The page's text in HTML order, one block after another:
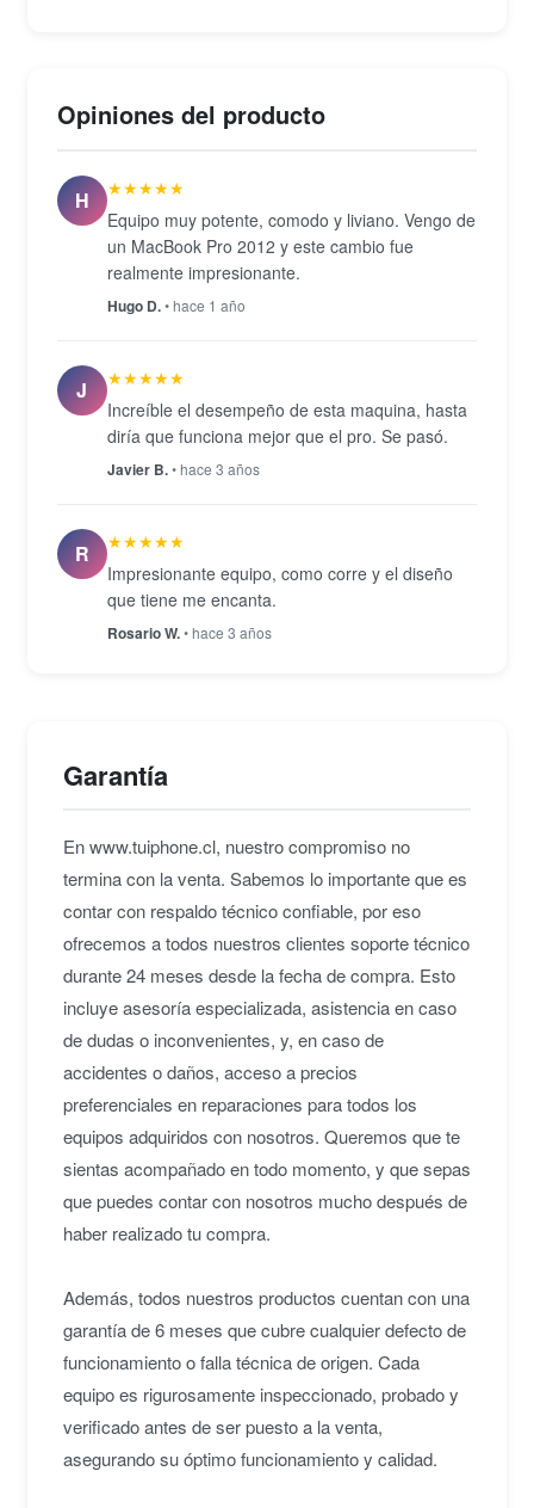
de portabilidad: con 1,24 kg y un perfil ultrafino, es
Apple ha producido.
Opiniones del producto
H
★★★★★
Equipo muy potente, comodo y liviano. Vengo de
un MacBook Pro 2012 y este cambio fue
realmente impresionante.
Hugo D.• hace 1 año
J
★★★★★
Increíble el desempeño de esta maquina, hasta
diría que funciona mejor que el pro. Se pasó.
Javier B.• hace 3 años
R
★★★★★
Impresionante equipo, como corre y el diseño
que tiene me encanta.
Rosario W.• hace 3 años
Garantía
En www.tuiphone.cl, nuestro compromiso no
termina con la venta. Sabemos lo importante que es
contar con respaldo técnico confiable, por eso
ofrecemos a todos nuestros clientes soporte técnico
durante 24 meses desde la fecha de compra. Esto
incluye asesoría especializada, asistencia en caso
de dudas o inconvenientes, y, en caso de
accidentes o daños, acceso a precios
preferenciales en reparaciones para todos los
equipos adquiridos con nosotros. Queremos que te
sientas acompañado en todo momento, y que sepas
que puedes contar con nosotros mucho después de
haber realizado tu compra.
Además, todos nuestros productos cuentan con una
garantía de 6 meses que cubre cualquier defecto de
funcionamiento o falla técnica de origen. Cada
equipo es rigurosamente inspeccionado, probado y
verificado antes de ser puesto a la venta,
asegurando su óptimo funcionamiento y calidad.